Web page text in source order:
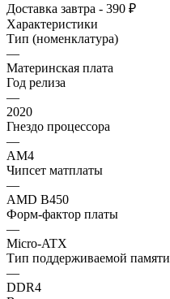
Доставка завтра - 390 ₽
Характеристики
Тип (номенклатура)
—
Материнская плата
Год релиза
—
2020
Гнездо процессора
—
AM4
Чипсет матплаты
—
AMD B450
Форм-фактор платы
—
Micro-ATX
Тип поддерживаемой памяти
—
DDR4